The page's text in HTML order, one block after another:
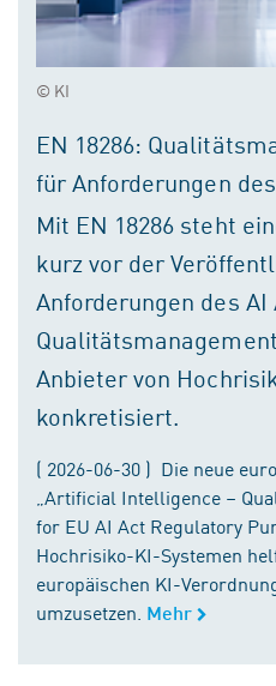
© KI
EN 18286:
für Anforderungen
Mit EN 18286 steht
kurz vor der
Anforderungen des AI
Anbieter von
konkretisiert.
( 2026-06-30 ) Die neue
„Artificial Intelligence –
for EU AI Act Regulatory
Hochrisiko-KI-Systemen
europäischen KI-
umzusetzen. Mehr